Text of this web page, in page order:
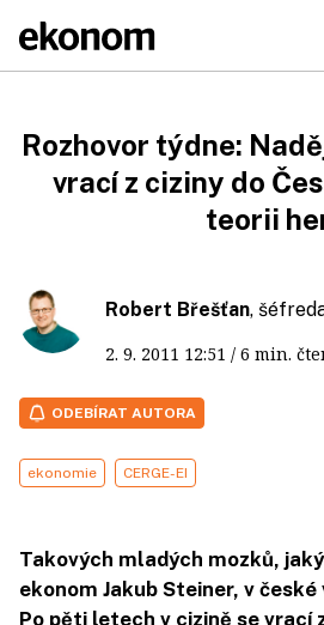
Rozhovor týdne:
vrací z ciziny do
teorii
Robert Břešťan,
2. 9. 2011 12:51 / 6 min.
ODEBÍRAT AUTORA
ekonomie CERGE-EI
Takových mladých mozků,
ekonom Jakub Steiner, v české
Po pěti letech v cizině se vrací